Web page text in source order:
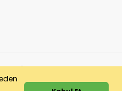
| Ticaret Sicil No: 586968-0